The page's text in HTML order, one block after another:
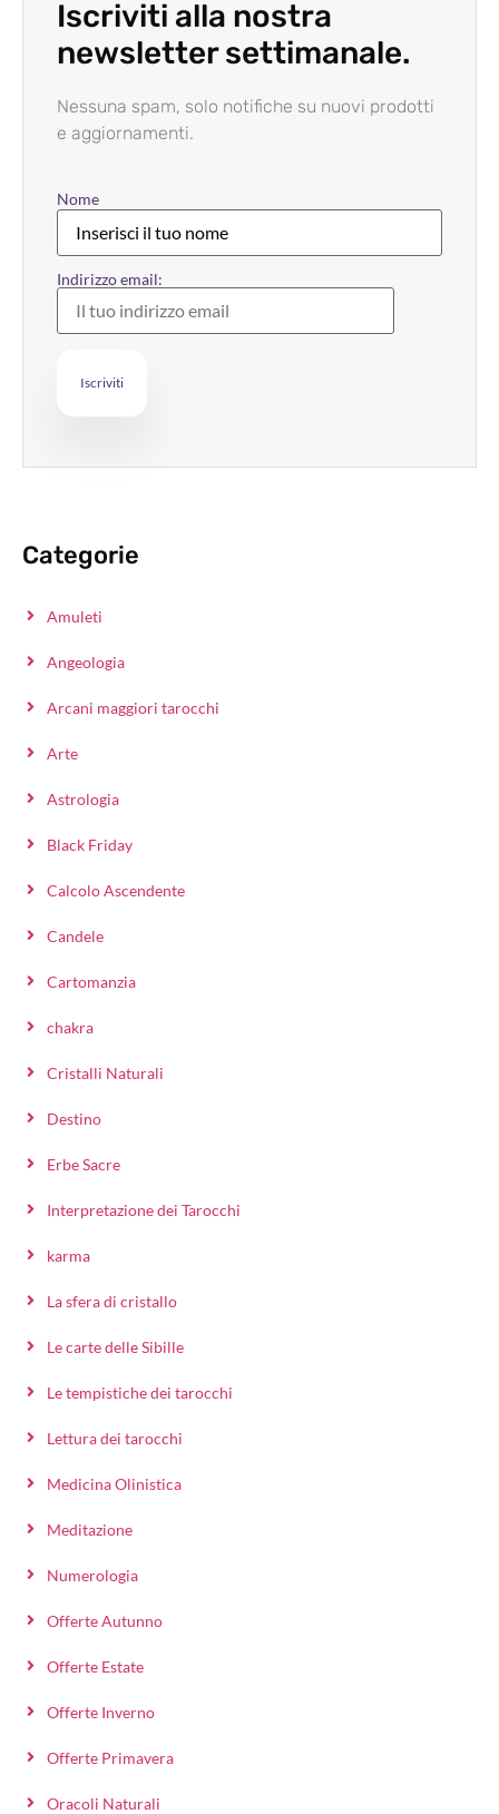
Iscriviti alla nostra
newsletter settimanale.
Nessuna spam, solo notifiche su nuovi prodotti
e aggiornamenti.
Nome
Indirizzo email:
Categorie
Amuleti
Angeologia
Arcani maggiori tarocchi
Arte
Astrologia
Black Friday
Calcolo Ascendente
Candele
Cartomanzia
chakra
Cristalli Naturali
Destino
Erbe Sacre
Interpretazione dei Tarocchi
karma
La sfera di cristallo
Le carte delle Sibille
Le tempistiche dei tarocchi
Lettura dei tarocchi
Medicina Olinistica
Meditazione
Numerologia
Offerte Autunno
Offerte Estate
Offerte Inverno
Offerte Primavera
Oracoli Naturali